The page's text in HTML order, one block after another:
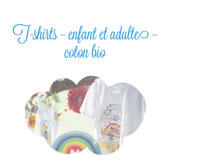
T-shirts – enfant et adulte –
coton bio